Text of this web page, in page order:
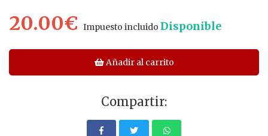
20.00€ Impuesto incluido Disponible
Añadir al carrito
Compartir: